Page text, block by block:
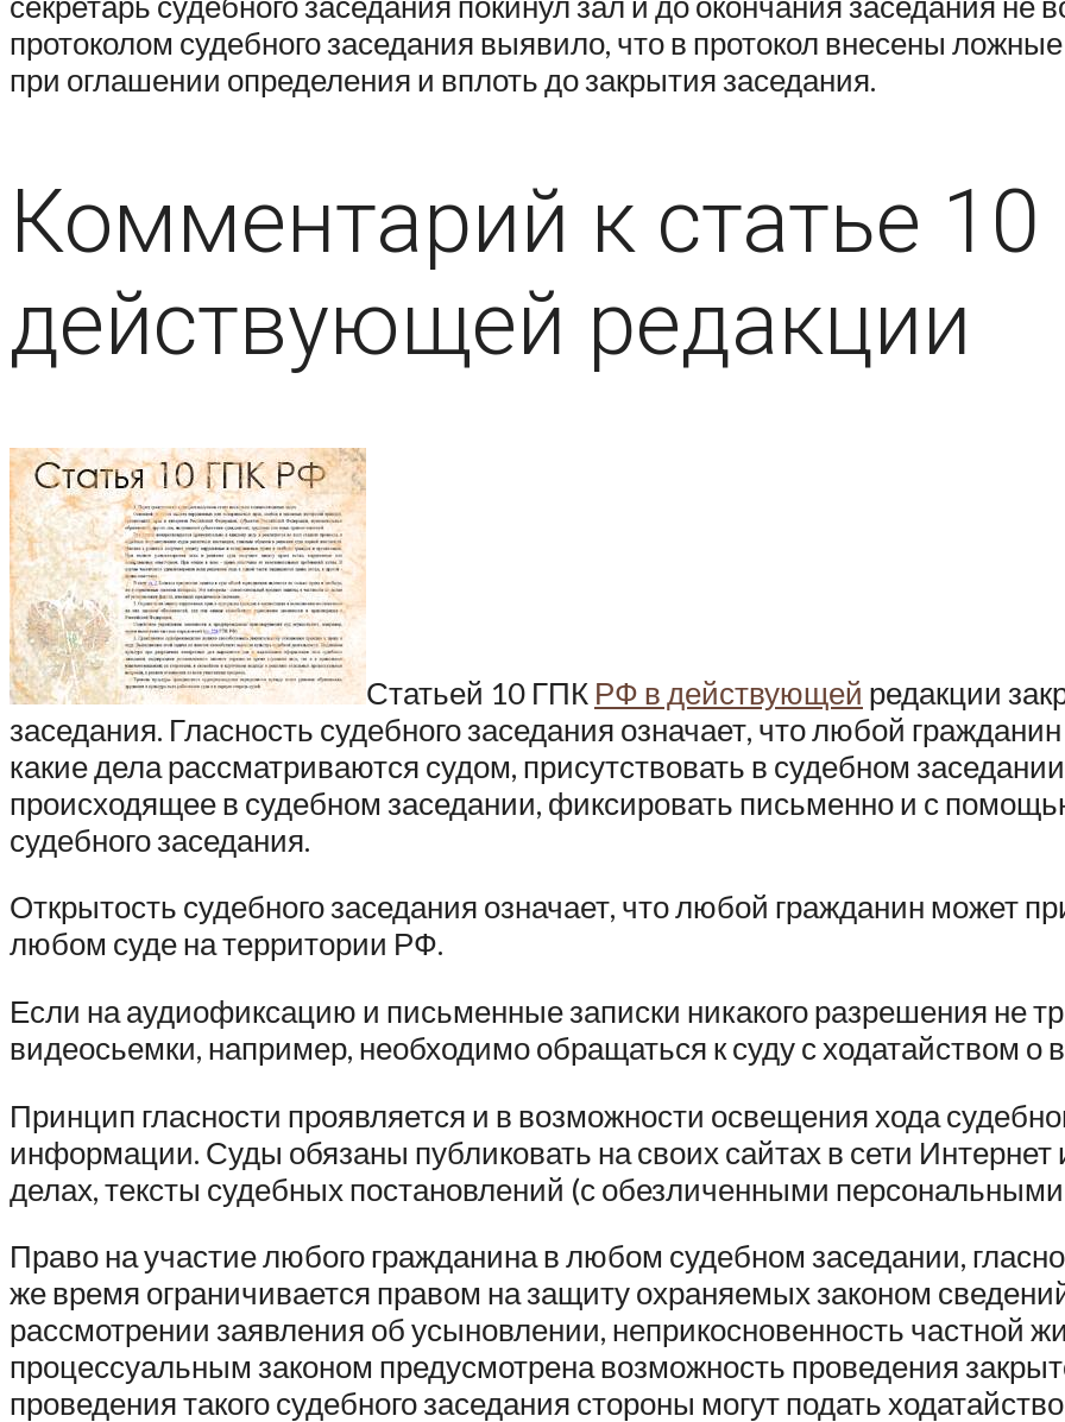
протоколом судебного заседания выявило, что в протокол внесены
при оглашении определения и вплоть до закрытия заседания.
Комментарий к статье
действующей редакции
Статьей 10 ГПК РФ в действующей редакции
заседания. Гласность судебного заседания означает, что любой
какие дела рассматриваются судом, присутствовать в судебном
происходящее в судебном заседании, фиксировать письменно и с
судебного заседания.
Открытость судебного заседания означает, что любой гражданин может
любом суде на территории РФ.
Если на аудиофиксацию и письменные записки никакого разрешения не
видеосьемки, например, необходимо обращаться к суду с ходатайством о
Принцип гласности проявляется и в возможности освещения хода
информации. Суды обязаны публиковать на своих сайтах в сети
делах, тексты судебных постановлений (с обезличенными
Право на участие любого гражданина в любом судебном заседании,
же время ограничивается правом на защиту охраняемых законом
рассмотрении заявления об усыновлении, неприкосновенность частной
процессуальным законом предусмотрена возможность проведения
проведения такого судебного заседания стороны могут подать